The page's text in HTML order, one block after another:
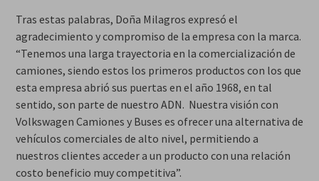
Tras estas palabras, Doña Milagros expresó el
agradecimiento y compromiso de la empresa con la marca.
“Tenemos una larga trayectoria en la comercialización de
camiones, siendo estos los primeros productos con los que
esta empresa abrió sus puertas en el año 1968, en tal
sentido, son parte de nuestro ADN. Nuestra visión con
Volkswagen Camiones y Buses es ofrecer una alternativa de
vehículos comerciales de alto nivel, permitiendo a
nuestros clientes acceder a un producto con una relación
costo beneficio muy competitiva”.